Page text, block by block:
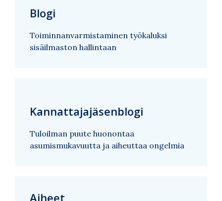
Blogi
Toiminnanvarmistaminen työkaluksi
sisäilmaston hallintaan
Kannattajajäsenblogi
Tuloilman puute huonontaa
asumismukavuutta ja aiheuttaa ongelmia
Aiheet